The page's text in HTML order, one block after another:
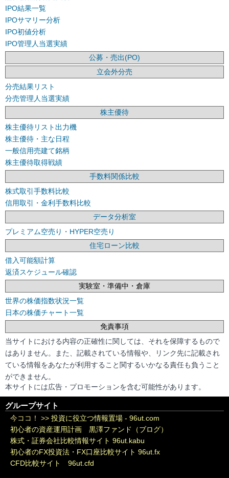
IPO結果一覧
IPOサマリー分析
IPO初値分析
IPO管理人当選実績
公募・売出(PO)
立会外分売
分売結果リスト
分売管理人当選実績
株主優待
株主優待リスト出力機
株主優待・主な日程
一般信用売建て銘柄
株主優待取得戦績
手数料関係比較
株式取引手数料比較
信用取引・金利手数料比較
データ分析室
プレミアム空売り・HYPER空売り
住宅ローン比較
借入可能額計算
返済スケジュール確認
実験室・準備中・倉庫
世界の株価指数状況一覧
日本の株価チャート一覧
免責事項
当サイトにおける内容の正確性に関しては、それを保障するもので
はありません。また、記載されている情報や、リンク先に記載され
ている情報をあなたが利用すること関するいかなる責任も負うこと
ができません。
本サイトには広告・プロモーションを含む可能性があります。
グループサイト
今ココ！ >> 投資に役立つ情報置場 - 96ut.com
初心者の資産運用計画 黒澤ファンド（ブログ）
株式・証券会社比較情報サイト 96ut.kabu
初心者のFX投資法・FX口座比較サイト 96ut.fx
CFD比較サイト 96ut.cfd